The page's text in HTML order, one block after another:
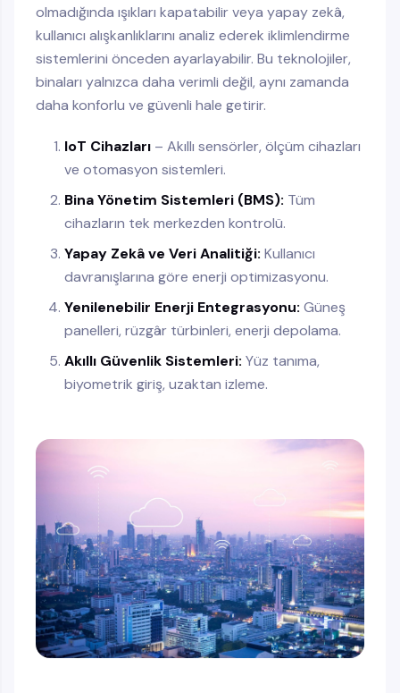
olmadığında ışıkları kapatabilir veya yapay zekâ,
kullanıcı alışkanlıklarını analiz ederek iklimlendirme
sistemlerini önceden ayarlayabilir. Bu teknolojiler,
binaları yalnızca daha verimli değil, aynı zamanda
daha konforlu ve güvenli hale getirir.
IoT Cihazları – Akıllı sensörler, ölçüm cihazları
ve otomasyon sistemleri.
Bina Yönetim Sistemleri (BMS): Tüm
cihazların tek merkezden kontrolü.
Yapay Zekâ ve Veri Analitiği: Kullanıcı
davranışlarına göre enerji optimizasyonu.
Yenilenebilir Enerji Entegrasyonu: Güneş
panelleri, rüzgâr türbinleri, enerji depolama.
Akıllı Güvenlik Sistemleri: Yüz tanıma,
biyometrik giriş, uzaktan izleme.